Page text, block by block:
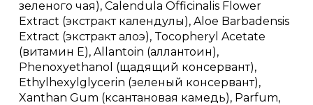
зеленого чая), Calendula Officinalis Flower
Extract (экстракт календулы), Aloe Barbadensis
Extract (экстракт алоэ), Tocopheryl Acetate
(витамин Е), Allantoin (аллантоин),
Phenoxyethanol (щадящий консервант),
Ethylhexylglycerin (зеленый консервант),
Xanthan Gum (ксантановая камедь), Parfum,